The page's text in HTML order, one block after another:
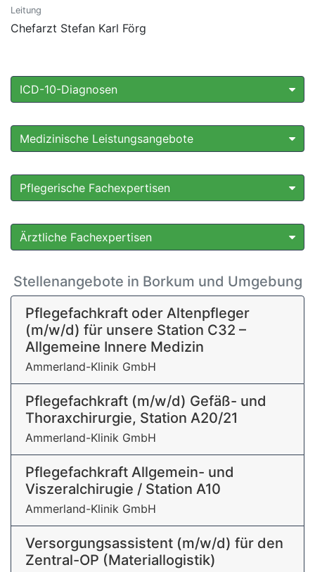
Leitung
Chefarzt Stefan Karl Förg
ICD-10-Diagnosen
Medizinische Leistungsangebote
Pflegerische Fachexpertisen
Ärztliche Fachexpertisen
Stellenangebote in Borkum und Umgebung
Pflegefachkraft oder Altenpfleger
(m/w/d) für unsere Station C32 –
Allgemeine Innere Medizin
Ammerland-Klinik GmbH
Pflegefachkraft (m/w/d) Gefäß- und
Thoraxchirurgie, Station A20/21
Ammerland-Klinik GmbH
Pflegefachkraft Allgemein- und
Viszeralchirugie / Station A10
Ammerland-Klinik GmbH
Versorgungsassistent (m/w/d) für den
Zentral-OP (Materiallogistik)